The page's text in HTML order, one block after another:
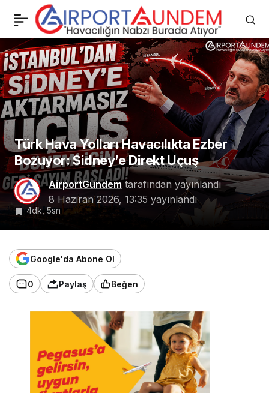
Türk Hava Yolları Havacılıkta Ezber
Bozuyor: Sidney’e Direkt Uçuş
AirportGundem tarafından yayınlandı
8 Haziran 2026, 13:35 yayınlandı
4dk, 5sn
Google'da Abone Ol
0 Paylaş Beğen
DHMİ Genel Müdürü
Enes Çakmak Açıkladı:
İlk 5 Ayda 89 Milyon
Yolcu
0 Paylaş